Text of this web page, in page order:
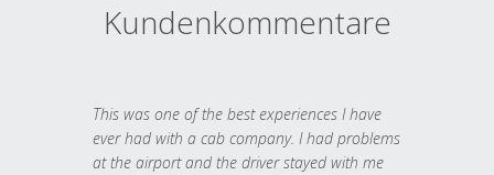
Kundenkommentare
This was one of the best experiences I have
ever had with a cab company. I had problems
at the airport and the driver stayed with me